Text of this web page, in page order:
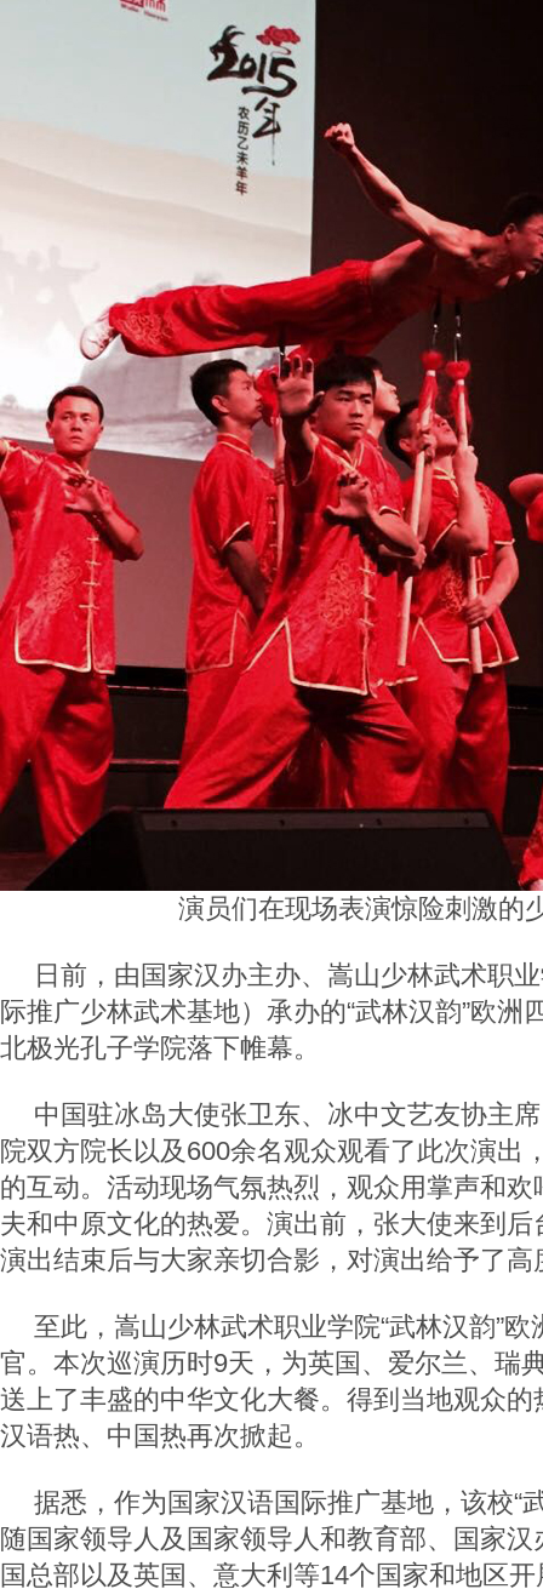
演员们在现场表演惊险刺激的
日前，由国家汉办主办、嵩山少林武术职
际推广少林武术基地）承办的“武林汉韵”欧洲
北极光孔子学院落下帷幕。
中国驻冰岛大使张卫东、冰中文艺友协主
院双方院长以及600余名观众观看了此次演出
的互动。活动现场气氛热烈，观众用掌声和
夫和中原文化的热爱。演出前，张大使来到
演出结束后与大家亲切合影，对演出给予了高
至此，嵩山少林武术职业学院“武林汉韵”
官。本次巡演历时9天，为英国、爱尔兰、瑞
送上了丰盛的中华文化大餐。得到当地观众
汉语热、中国热再次掀起。
据悉，作为国家汉语国际推广基地，该校“
随国家领导人及国家领导人和教育部、国家
国总部以及英国、意大利等14个国家和地区